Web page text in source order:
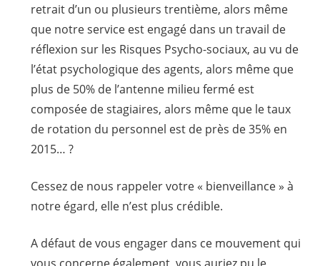
retrait d’un ou plusieurs trentième, alors même
que notre service est engagé dans un travail de
réflexion sur les Risques Psycho-sociaux, au vu de
l’état psychologique des agents, alors même que
plus de 50% de l’antenne milieu fermé est
composée de stagiaires, alors même que le taux
de rotation du personnel est de près de 35% en
2015… ?
Cessez de nous rappeler votre « bienveillance » à
notre égard, elle n’est plus crédible.
A défaut de vous engager dans ce mouvement qui